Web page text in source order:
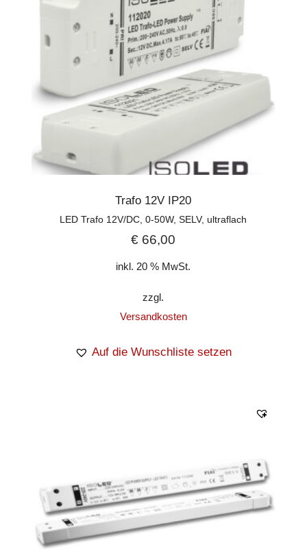
Trafo 12V IP20
LED Trafo 12V/DC, 0-50W, SELV, ultraflach
€ 66,00
inkl. 20 % MwSt.
zzgl.
Versandkosten
Auf die Wunschliste setzen